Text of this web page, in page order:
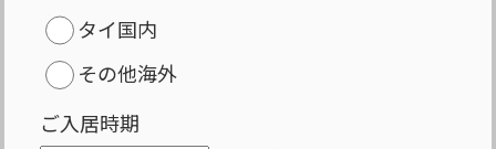
タイ国内
その他海外
ご入居時期